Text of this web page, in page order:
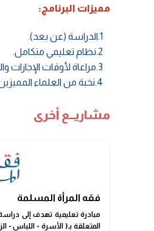
مميزات البرنامج:
مشاريــع أخرى
فقه المرأة المسلمة
مبادرة تعليمية تهدف إلى
المتعلقة بـ( الأسرة - اللباس